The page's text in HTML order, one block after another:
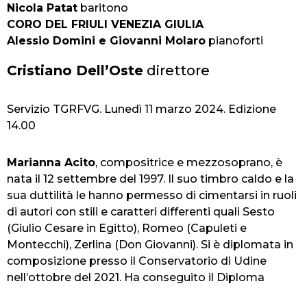
Nicola Patat baritono
CORO DEL FRIULI VENEZIA GIULIA
Alessio Domini e Giovanni Molaro pianoforti
Cristiano Dell’Oste direttore
Servizio TGRFVG. Lunedì 11 marzo 2024. Edizione
14.00
Marianna Acito, compositrice e mezzosoprano, è
nata il 12 settembre del 1997. Il suo timbro caldo e la
sua duttilità le hanno permesso di cimentarsi in ruoli
di autori con stili e caratteri differenti quali Sesto
(Giulio Cesare in Egitto), Romeo (Capuleti e
Montecchi), Zerlina (Don Giovanni). Si è diplomata in
composizione presso il Conservatorio di Udine
nell’ottobre del 2021. Ha conseguito il Diploma